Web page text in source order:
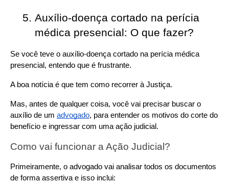
Auxílio-doença cortado na perícia
médica presencial: O que fazer?
Se você teve o auxílio-doença cortado na perícia médica
presencial, entendo que é frustrante.
A boa notícia é que tem como recorrer à Justiça.
Mas, antes de qualquer coisa, você vai precisar buscar o
auxílio de um advogado, para entender os motivos do corte do
benefício e ingressar com uma ação judicial.
Como vai funcionar a Ação Judicial?
Primeiramente, o advogado vai analisar todos os documentos
de forma assertiva e isso inclui: